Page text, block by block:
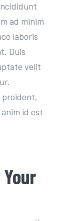
ad minim
laboris
Duis
velit
id est